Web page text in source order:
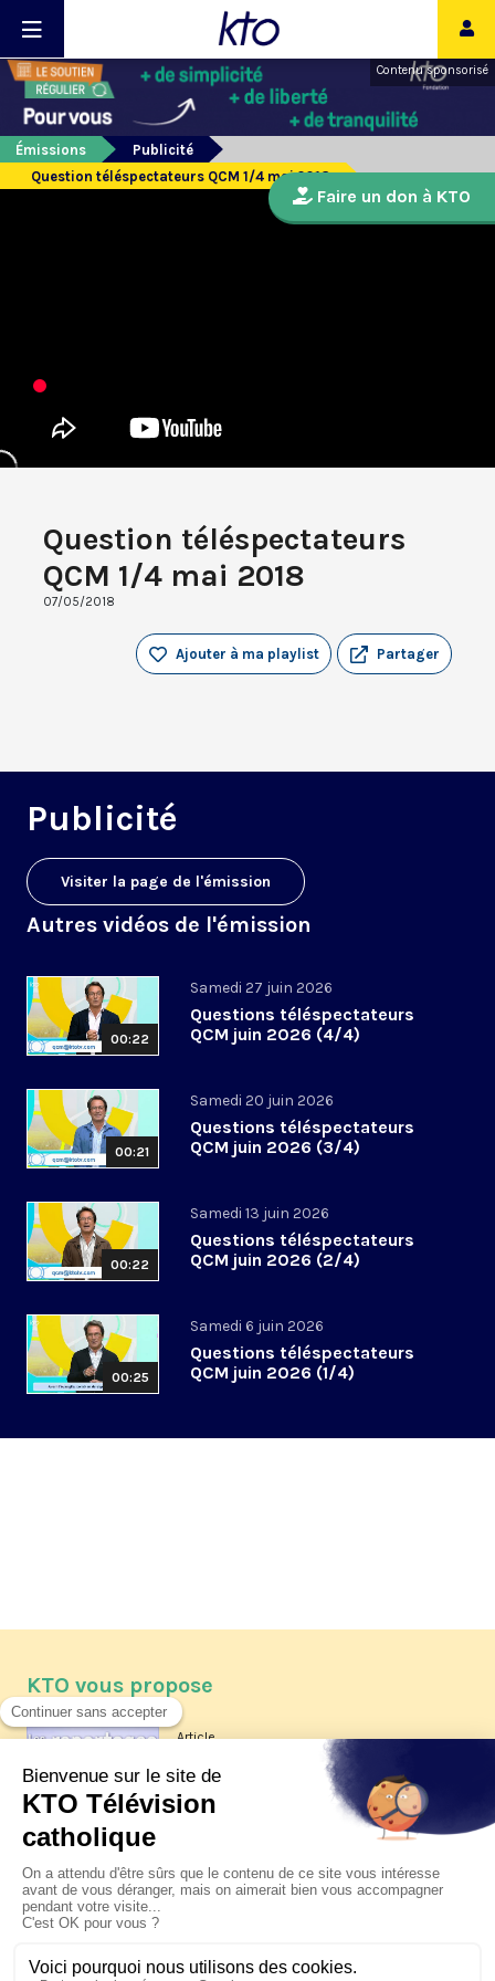
Contenu sponsorisé
Émissions
Publicité
Question téléspectateurs QCM 1/4 mai 2018
Question téléspectateurs
QCM 1/4 mai 2018
07/05/2018
Partager
Ajouter à ma playlist
Publicité
Visiter la page de l'émission
Autres vidéos de l'émission
00:22
Samedi 27 juin 2026
Questions téléspectateurs
QCM juin 2026 (4/4)
00:21
Samedi 20 juin 2026
Questions téléspectateurs
QCM juin 2026 (3/4)
00:22
Samedi 13 juin 2026
Questions téléspectateurs
QCM juin 2026 (2/4)
00:25
Samedi 6 juin 2026
Questions téléspectateurs
QCM juin 2026 (1/4)
Faire un don à KTO
KTO vous propose
Article
Les reportages d'été 2026 de KTO
La visite pastorale du pape Léon
XIV à Assise à suivre sur KTO le
jeudi 6 août
Le pape en Uruguay, Argentine et